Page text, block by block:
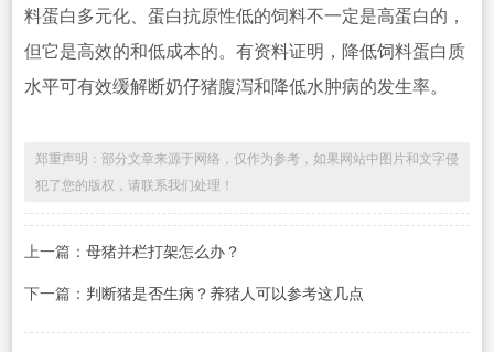
料蛋白多元化、蛋白抗原性低的饲料不一定是高蛋白的，
但它是高效的和低成本的。有资料证明，降低饲料蛋白质
水平可有效缓解断奶仔猪腹泻和降低水肿病的发生率。
郑重声明：部分文章来源于网络，仅作为参考，如果网站中图片和文字侵
犯了您的版权，请联系我们处理！
上一篇： 母猪并栏打架怎么办？
下一篇： 判断猪是否生病？养猪人可以参考这几点